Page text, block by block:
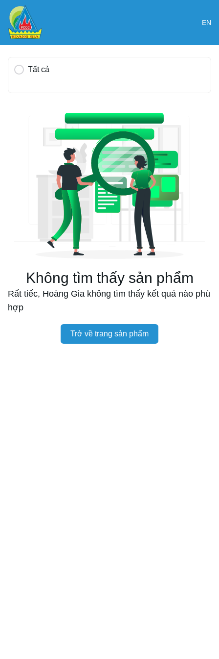
EN
Tất cả
Không tìm thấy sản phẩm
Rất tiếc, Hoàng Gia không tìm thấy kết quả nào phù
hợp
Trở về trang sản phẩm